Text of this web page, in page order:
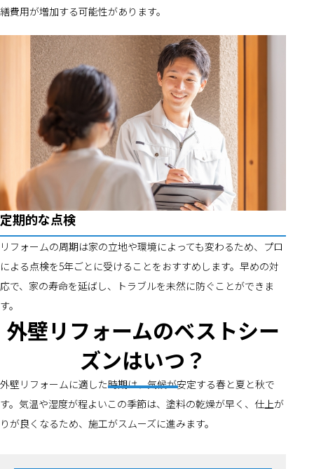
繕費用が増加する可能性があります。
定期的な点検
リフォームの周期は家の立地や環境によっても変わるため、プロ
による点検を5年ごとに受けることをおすすめします。早めの対
応で、家の寿命を延ばし、トラブルを未然に防ぐことができま
す。
外壁リフォームのベストシー
ズンはいつ？
外壁リフォームに適した時期は、気候が安定する春と夏と秋で
す。気温や湿度が程よいこの季節は、塗料の乾燥が早く、仕上が
りが良くなるため、施工がスムーズに進みます。